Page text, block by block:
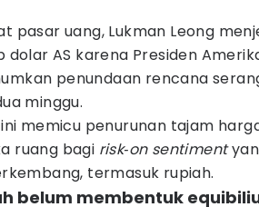
pasar uang, Lukman Leong
dolar AS karena Presiden
penundaan rencana
minggu.
memicu penurunan tajam
ruang bagi risk‑on sentiment
termasuk rupiah.
belum membentuk